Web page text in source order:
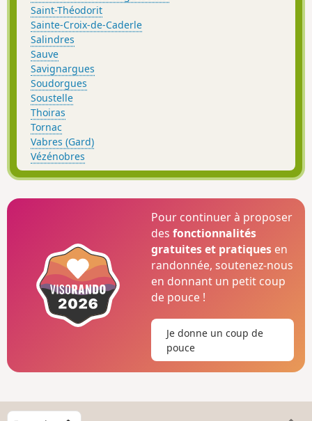
Saint-Théodorit
Sainte-Croix-de-Caderle
Salindres
Sauve
Savignargues
Soudorgues
Soustelle
Thoiras
Tornac
Vabres (Gard)
Vézénobres
Pour continuer à proposer
desfonctionnalités
gratuites et pratiques en
randonnée, soutenez-nous
en donnant un petit coup
de pouce !
Je donne un coup de
pouce
C